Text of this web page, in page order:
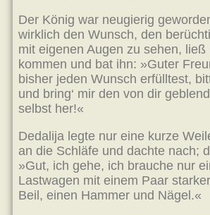
Der König war neugierig
wirklich den Wunsch, den
mit eigenen Augen zu sehen, ließ
kommen und bat ihn: »Guter
bisher jeden Wunsch erfülltest,
und bring‘ mir den von dir
selbst her!«
Dedalija legte nur eine kurze
an die Schläfe und dachte nach;
»Gut, ich gehe, ich brauche nur
Lastwagen mit einem Paar
Beil, einen Hammer und Nägel.«